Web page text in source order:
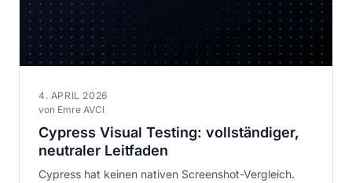
4. APRIL 2026
von Emre AVCI
Cypress Visual Testing: vollständiger,
neutraler Leitfaden
Cypress hat keinen nativen Screenshot-Vergleich.